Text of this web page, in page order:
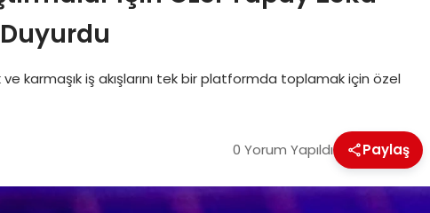
karmaşık iş akışlarını tek bir platformda toplamak için özel
0 Yorum Yapıldı Paylaş